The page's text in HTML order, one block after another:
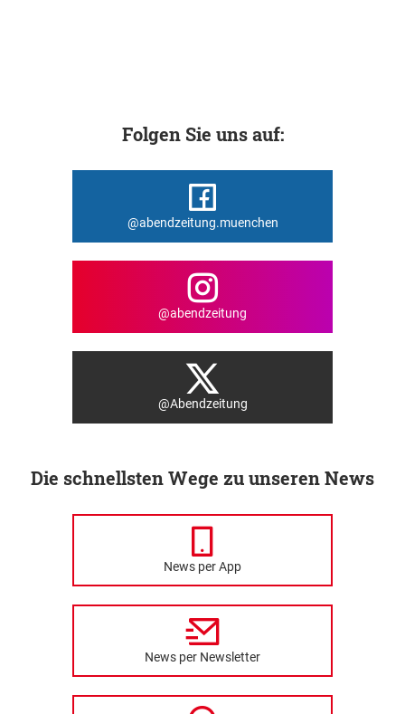
Folgen Sie uns auf:
@abendzeitung.muenchen
@abendzeitung
@Abendzeitung
Die schnellsten Wege zu unseren News
News per App
News per Newsletter